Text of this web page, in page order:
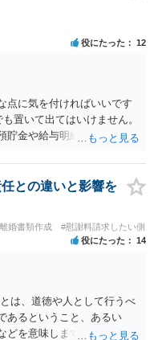
役にたった 12
点に気を付ければいいです
置いて出てはいけません。
貯金や給与明細などの記録
起することになりますか？
診し、それでも出ないとき
との違いと影響を
婚書類作成 #慰謝料請求したい側
役にたった 14
は、道徳や人として行うべ
あるということ、あるい
どを意味します。 道義的責